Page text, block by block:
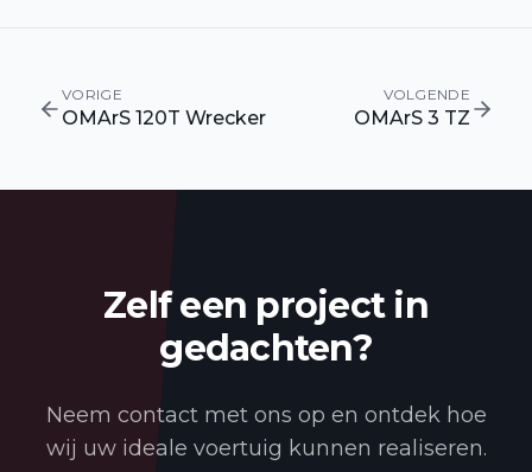
VORIGE
OMArS 120T Wrecker
VOLGENDE
OMArS 3 TZ
Zelf een project in
gedachten?
Neem contact met ons op en ontdek hoe
wij uw ideale voertuig kunnen realiseren.